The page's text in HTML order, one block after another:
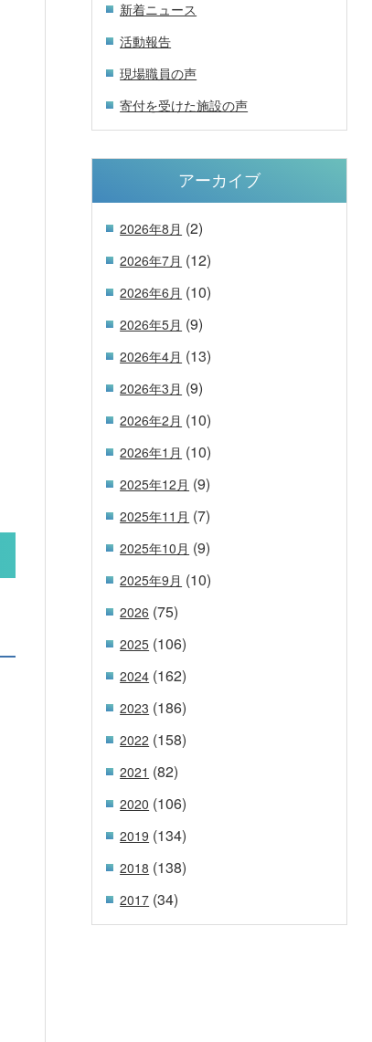
新着ニュース
活動報告
現場職員の声
寄付を受けた施設の声
アーカイブ
2026年8月 (2)
2026年7月 (12)
2026年6月 (10)
2026年5月 (9)
2026年4月 (13)
2026年3月 (9)
2026年2月 (10)
2026年1月 (10)
2025年12月 (9)
2025年11月 (7)
2025年10月 (9)
2025年9月 (10)
2026 (75)
2025 (106)
2024 (162)
2023 (186)
2022 (158)
2021 (82)
2020 (106)
2019 (134)
2018 (138)
2017 (34)